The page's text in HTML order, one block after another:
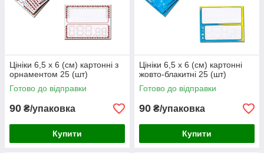
Цініки 6,5 х 6 (см) картонні з
орнаментом 25 (шт)
Готово до відправки
90 ₴/упаковка
Купити
Цініки 6,5 х 6 (см) картонні
жовто-блакитні 25 (шт)
Готово до відправки
90 ₴/упаковка
Купити